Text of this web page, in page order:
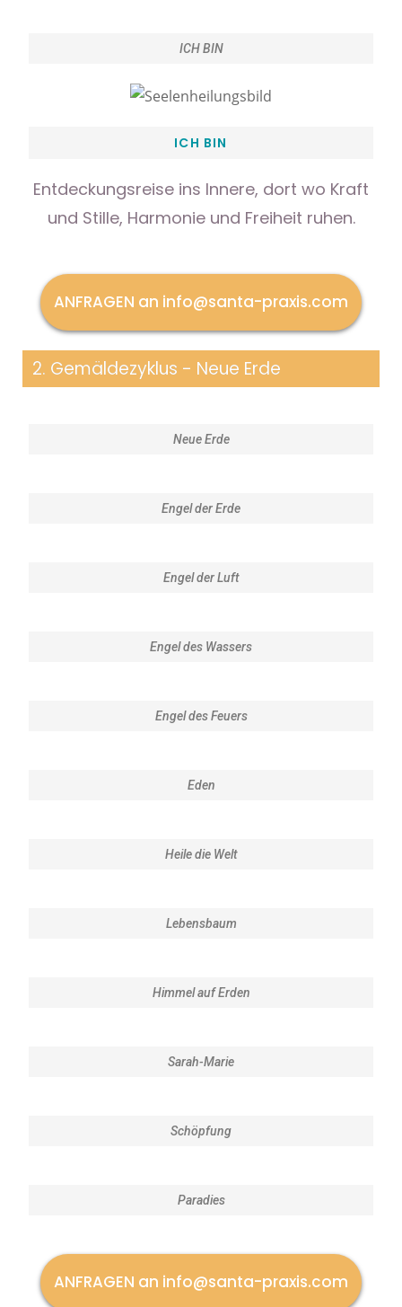
ICH BIN
ICH BIN
Entdeckungsreise ins Innere, dort wo Kraft
und Stille, Harmonie und Freiheit ruhen.
ANFRAGEN an info@santa-praxis.com
2. Gemäldezyklus - Neue Erde
Neue Erde
Engel der Erde
Engel der Luft
Engel des Wassers
Engel des Feuers
Eden
Heile die Welt
Lebensbaum
Himmel auf Erden
Sarah-Marie
Schöpfung
Paradies
ANFRAGEN an info@santa-praxis.com